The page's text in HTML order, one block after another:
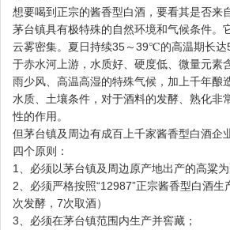
想要喝到正宗的酱香型白酒，要看其是否来
茅台镇具有极特殊的自然环境和气候条件
云雾密集。夏日持续35～39℃的高温期长达
于赤水河上游，水质好、硬度低、微量元素
雨少风、高温高湿的特殊气候，加上千年酿
水质、土壤条件，对于酒料的发酵、熟化非
性的作用。
但茅台镇及周边有成百上千家酱香型白酒企
四个原则：
1、必须以茅台镇及周边原产地出产的高粱为
2、必须严格按照“12987”正宗酱香型白酒
次发酵，7次取酒）
3、必须在茅台镇范围内生产并窖藏；